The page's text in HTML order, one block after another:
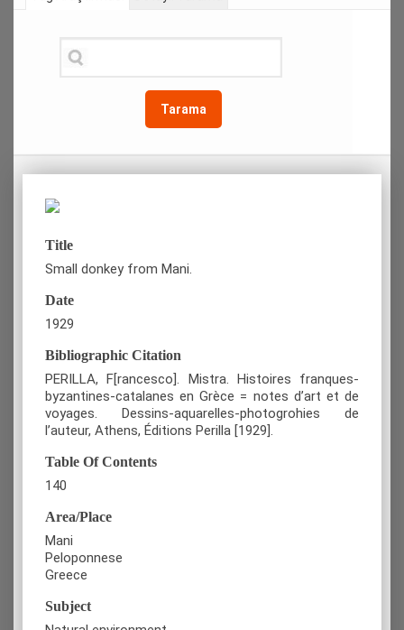
Tarama
Title
Small donkey from Mani.
Date
1929
Bibliographic Citation
PERILLA, F[rancesco]. Mistra. Histoires franques-
byzantines-catalanes en Grèce = notes d’art et de
voyages. Dessins-aquarelles-photogrohies de
l’auteur, Athens, Éditions Perilla [1929].
Table Of Contents
140
Area/Place
Mani
Peloponnese
Greece
Subject